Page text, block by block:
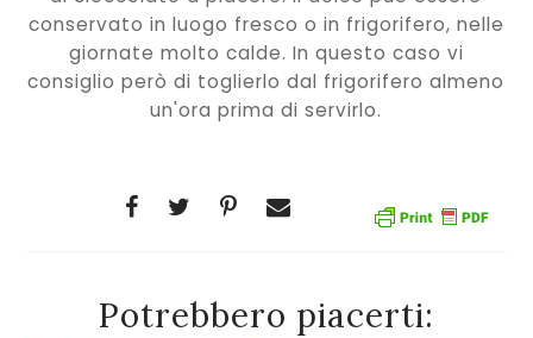
conservato in luogo fresco o in frigorifero, nelle
giornate molto calde. In questo caso vi
consiglio però di toglierlo dal frigorifero almeno
un'ora prima di servirlo.
Potrebbero piacerti: